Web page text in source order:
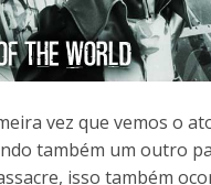
vez que vemos o
também um outro
isso também